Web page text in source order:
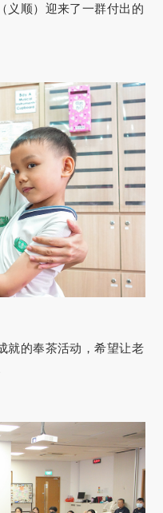
义顺）迎来了一群付出的
就的奉茶活动，希望让老